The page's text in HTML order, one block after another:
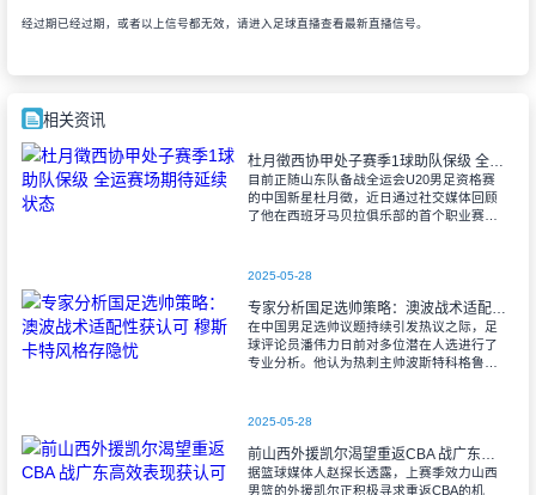
经过期已经过期，或者以上信号都无效，请进入足球直播查看最新直播信号。
相关资讯
杜月徵西协甲处子赛季1球助队保级 全运赛场期待延续状态
目前正随山东队备战全运会U20男足资格赛
的中国新星杜月徵，近日通过社交媒体回顾
了他在西班牙马贝拉俱乐部的首个职业赛
2025-05-28
专家分析国足选帅策略：澳波战术适配性获认可 穆斯卡特风格存隐忧
在中国男足选帅议题持续引发热议之际，足
球评论员潘伟力日前对多位潜在人选进行了
专业分析。他认为热刺主帅波斯特科格鲁的
2025-05-28
前山西外援凯尔渴望重返CBA 战广东高效表现获认可
据篮球媒体人赵探长透露，上赛季效力山西
男篮的外援凯尔正积极寻求重返CBA的机